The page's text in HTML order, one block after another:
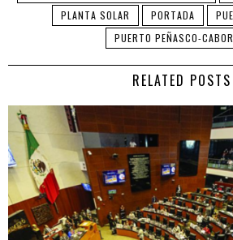
PLANTA SOLAR
PORTADA
PUERTO PEÑASCO-
RELATED POSTS